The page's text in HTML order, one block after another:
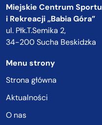
Miejskie Centrum Sportu
i Rekreacji „Babia Góra”
ul. Płk.T.Semika 2,
34-200 Sucha Beskidzka
Menu strony
Strona główna
Aktualności
O nas